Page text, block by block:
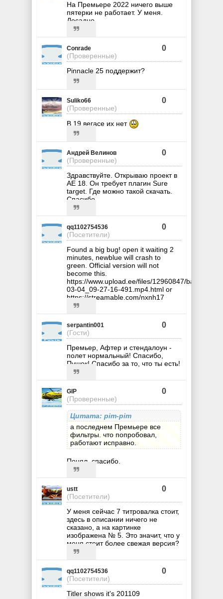
На Премьере 2022 ничего выше
пятерки не работает. У меня.
Досадно.
Conrade
(Проверенные)
0
Pinnacle 25 поддержит?
Suliko66
(Проверенные)
0
В 19 вегасе их нет
Андрей Велинов
(Проверенные)
0
Здравствуйте. Открываю проект в
AE 18. Он требует плагин Sure
target. Где можно такой скачать.
Спасибо
qq1102754536
(Посетители)
0
Found a big bug! open it waiting 2
minutes, newblue will crash to
green. Official version will not
become this.
https://www.upload.ee/files/12960847/
03-04_09-27-16-491.mp4.html or
https://streamable.com/nxnh17
serpantin001
(Гости)
0
Премьер, Афтер и стендалоун -
полет нормальный! Спасибо,
Пушок! Спасибо за то, что ты есть!
GIP
(Проверенные)
0
Цитата: pim-pim
а последнем Премьере все
фильтры. что попробовал,
работают исправно.
Понял, спасибо.
ustt
(Посетители)
0
У меня сейчас 7 титровалка стоит,
здесь в описании ничего не
сказано, а на картинке
изображена № 5. Это значит, что у
меня стоит более свежая версия?
qq1102754536
(Посетители)
0
Titler shows it's 201109